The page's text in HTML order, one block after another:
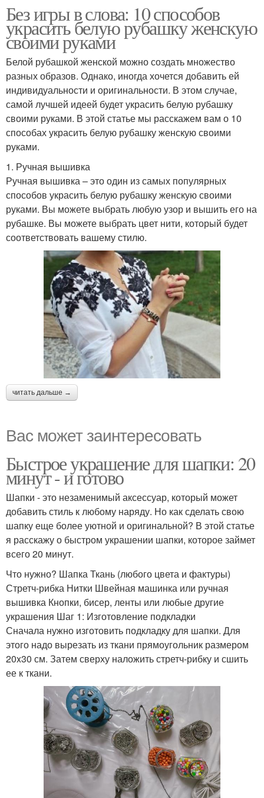
Без игры в слова: 10 способов
украсить белую рубашку женскую
своими руками
Белой рубашкой женской можно создать множество
разных образов. Однако, иногда хочется добавить ей
индивидуальности и оригинальности. В этом случае,
самой лучшей идеей будет украсить белую рубашку
своими руками. В этой статье мы расскажем вам о 10
способах украсить белую рубашку женскую своими
руками.
1. Ручная вышивка
Ручная вышивка – это один из самых популярных
способов украсить белую рубашку женскую своими
руками. Вы можете выбрать любую узор и вышить его на
рубашке. Вы можете выбрать цвет нити, который будет
соответствовать вашему стилю.
читать дальше →
Вас может заинтересовать
Быстрое украшение для шапки: 20
минут - и готово
Шапки - это незаменимый аксессуар, который может
добавить стиль к любому наряду. Но как сделать свою
шапку еще более уютной и оригинальной? В этой статье
я расскажу о быстром украшении шапки, которое займет
всего 20 минут.
Что нужно? Шапка Ткань (любого цвета и фактуры)
Стретч-рибка Нитки Швейная машинка или ручная
вышивка Кнопки, бисер, ленты или любые другие
украшения Шаг 1: Изготовление подкладки
Сначала нужно изготовить подкладку для шапки. Для
этого надо вырезать из ткани прямоугольник размером
20x30 см. Затем сверху наложить стретч-рибку и сшить
ее к ткани.